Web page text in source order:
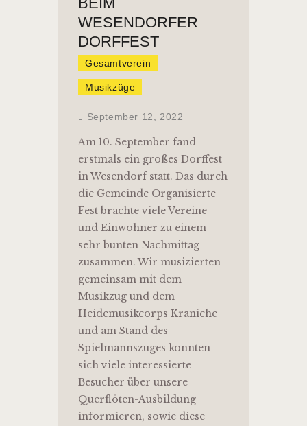
WESENDORFER
DORFFEST
Gesamtverein
Musikzüge
September 12, 2022
Am 10. September fand
erstmals ein großes Dorffest
in Wesendorf statt. Das durch
die Gemeinde Organisierte
Fest brachte viele Vereine
und Einwohner zu einem
sehr bunten Nachmittag
zusammen. Wir musizierten
gemeinsam mit dem
Musikzug und dem
Heidemusikcorps Kraniche
und am Stand des
Spielmannszuges konnten
sich viele interessierte
Besucher über unsere
Querflöten-Ausbildung
informieren, sowie diese